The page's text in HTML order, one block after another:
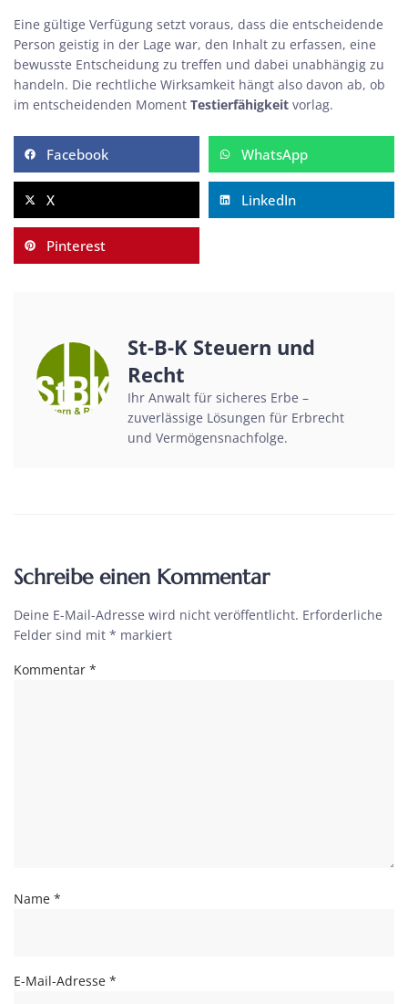
Eine gültige Verfügung setzt voraus, dass die entscheidende
Person geistig in der Lage war, den Inhalt zu erfassen, eine
bewusste Entscheidung zu treffen und dabei unabhängig zu
handeln. Die rechtliche Wirksamkeit hängt also davon ab, ob
im entscheidenden Moment Testierfähigkeit vorlag.
Facebook WhatsApp
X LinkedIn
Pinterest
St-B-K Steuern und
Recht
Ihr Anwalt für sicheres Erbe –
zuverlässige Lösungen für Erbrecht
und Vermögensnachfolge.
Schreibe einen Kommentar
Deine E-Mail-Adresse wird nicht veröffentlicht. Erforderliche
Felder sind mit * markiert
Kommentar *
Name *
E-Mail-Adresse *